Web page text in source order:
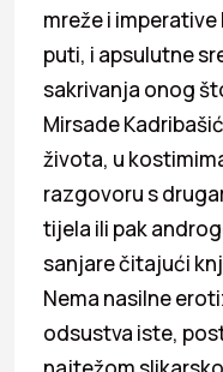
mreže i
puti, i apsulutne
sakrivanja onog
Mirsade
života, u
razgovoru s
tijela ili pak
sanjare čitajući
Nema nasilne
odsustva iste,